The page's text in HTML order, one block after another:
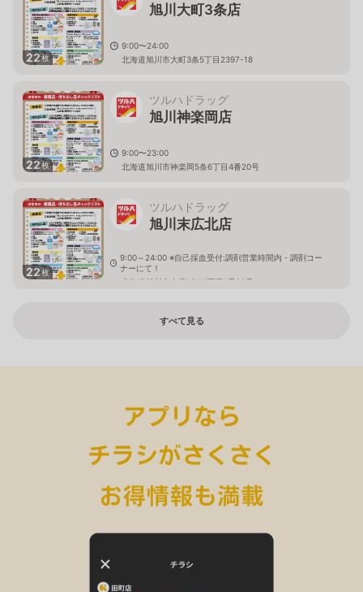
22枚
旭川大町3条店
9:00〜24:00
北海道旭川市大町3条5丁目2397-18
22枚
ツルハドラッグ
旭川神楽岡店
9:00〜23:00
北海道旭川市神楽岡5条6丁目4番20号
22枚
ツルハドラッグ
旭川末広北店
9:00～24:00 ※自己採血受付:調剤営業時間内・調剤コー
ナーにて！
北海道旭川市末広1条10丁目1番20号
すべて見る